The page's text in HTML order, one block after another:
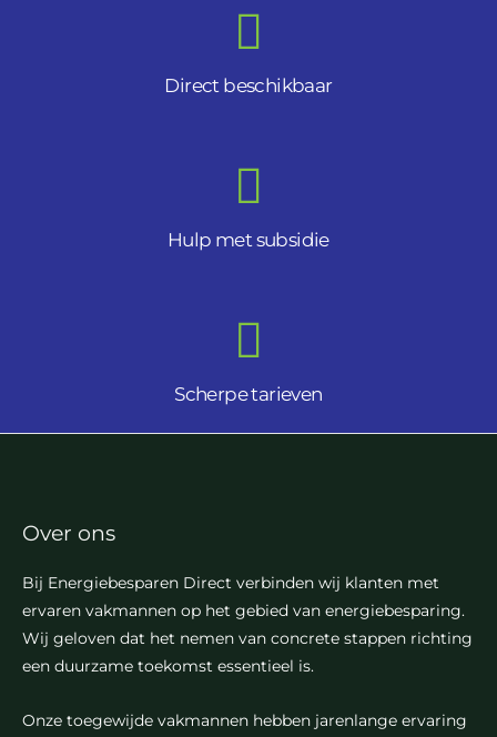
Direct beschikbaar
Hulp met subsidie
Scherpe tarieven
Over ons
Bij Energiebesparen Direct verbinden wij klanten met
ervaren vakmannen op het gebied van energiebesparing.
Wij geloven dat het nemen van concrete stappen richting
een duurzame toekomst essentieel is.
Onze toegewijde vakmannen hebben jarenlange ervaring